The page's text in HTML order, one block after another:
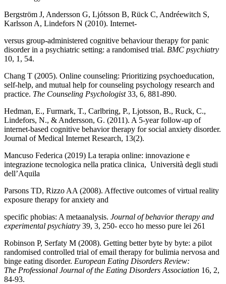
Bergström J, Andersson G, Ljótsson B, Rück C, Andréewitch S,
Karlsson A, Lindefors N (2010). Internet-
versus group-administered cognitive behaviour therapy for panic
disorder in a psychiatric setting: a randomised trial. BMC psychiatry
10, 1, 54.
Chang T (2005). Online counseling: Prioritizing psychoeducation,
self-help, and mutual help for counseling psychology research and
practice. The Counseling Psychologist33, 6, 881-890.
Hedman, E., Furmark, T., Carlbring, P., Ljotsson, B., Ruck, C.,
Lindefors, N., & Andersson, G. (2011). A 5-year follow-up of
internet-based cognitive behavior therapy for social anxiety disorder.
Journal of Medical Internet Research, 13(2).
Mancuso Federica (2019) La terapia online: innovazione e
integrazione tecnologica nella pratica clinica, Università degli studi
dell’Aquila
Parsons TD, Rizzo AA (2008). Affective outcomes of virtual reality
exposure therapy for anxiety and
specific phobias: A metaanalysis. Journal of behavior therapy and
experimental psychiatry 39, 3, 250- ecco ho messo pure lei 261
Robinson P, Serfaty M (2008). Getting better byte by byte: a pilot
randomised controlled trial of email therapy for bulimia nervosa and
binge eating disorder. European Eating Disorders Review:
The Professional Journal of the Eating Disorders Association 16, 2,
84-93.